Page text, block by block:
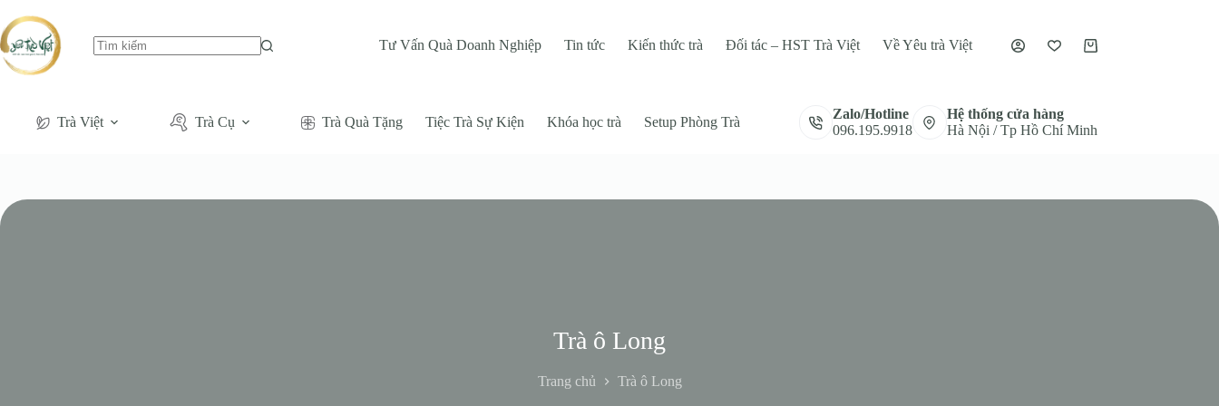
Tư Vấn Quà Doanh Nghiệp Tin tức Kiến thức trà Đối tác – HST Trà Việt Về Yêu trà Việt
Giỏ
Trà Việt Trà Cụ Trà Quà Tặng Tiệc Trà Sự Kiện Khóa học trà Setup Phòng Trà
Zalo/Hotline
096.195.9918
Hệ thống cửa hàng
Hà Nội / Tp Hồ Chí Minh
Trà ô Long
Trang chủ Trà ô Long